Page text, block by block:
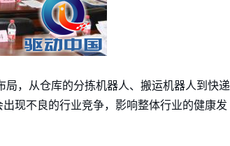
，从仓库的分拣机器人、搬运机器人到快递
现不良的行业竞争，影响整体行业的健康发